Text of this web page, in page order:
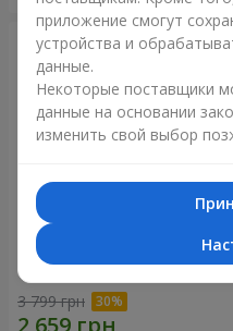
Букет "Крещатик"
3 799 грн
приложение смогут
устройства и
данные.
Некоторые поставщики
данные на основании
изменить свой выбор